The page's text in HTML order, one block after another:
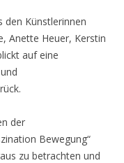
den Künstlerinnen
Anette Heuer, Kerstin
auf eine
der
Bewegung“
zu betrachten und